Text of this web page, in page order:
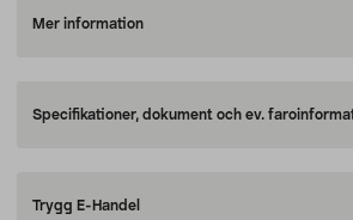
Mer information
Specifikationer, dokument och ev.
Trygg E-Handel